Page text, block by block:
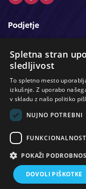
Podjetje
Moj račun
Podpora strankam
Lasje & nega las /
Oprema za salone /
© Vse pravice
Spletna stran
sledljivost
To spletno mesto
izkušnje. Z uporabo
v skladu z našo politiko
NUJNO POTREBNI
FUNKCIONALNOST
POKAŽI
DOVOLI PIŠKOTKE